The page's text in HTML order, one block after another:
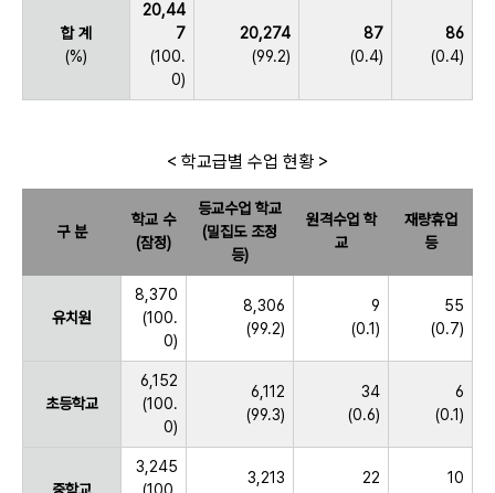
합 계
(%)
20,44
7
(100.
0)
20,274
(99.2)
87
(0.4)
86
(0.4)
< 학교급별 수업 현황 >
구 분
학교 수
(잠정)
등교수업 학교
(밀집도 조정
등)
원격수업 학
교
재량휴업
등
유치원
8,370
(100.
0)
8,306
(99.2)
9
(0.1)
55
(0.7)
초등학교
6,152
(100.
0)
6,112
(99.3)
34
(0.6)
6
(0.1)
3,245
3,213
22
10